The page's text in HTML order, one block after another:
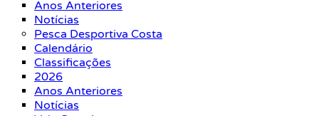
Anos Anteriores
Notícias
Pesca Desportiva Costa
Calendário
Classificações
2026
Anos Anteriores
Notícias